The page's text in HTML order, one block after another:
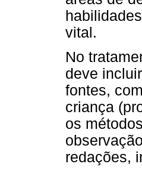
vital.
No
deve
fontes,
criança
os
redações,